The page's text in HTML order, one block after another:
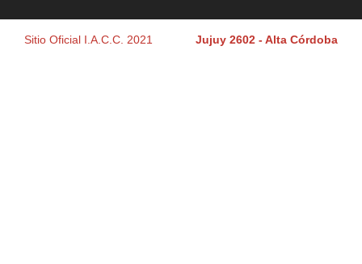
Sitio Oficial I.A.C.C. 2021 Jujuy 2602 - Alta Córdoba